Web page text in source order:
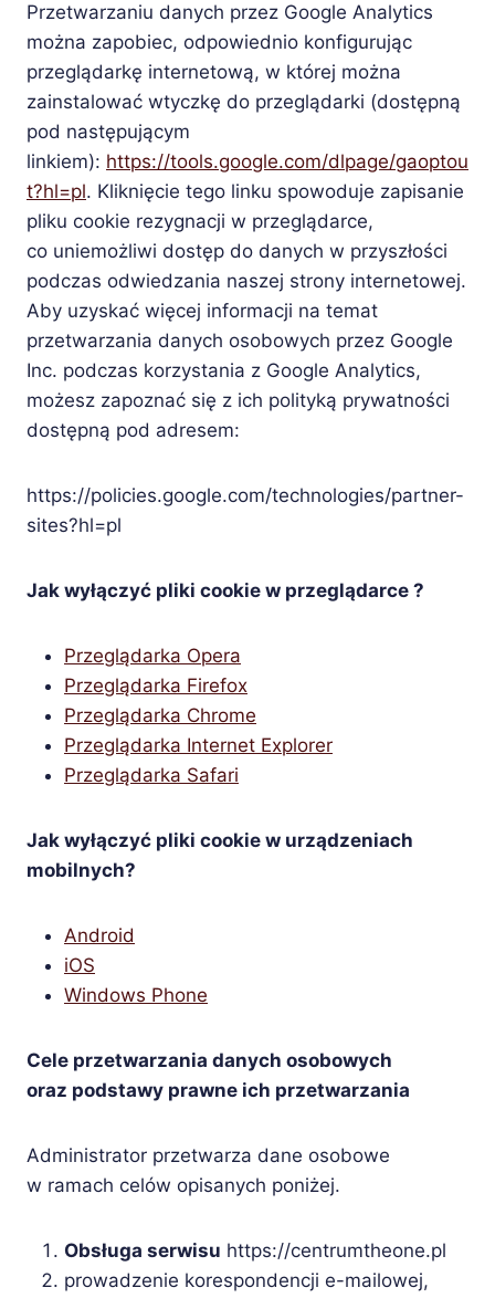
Przetwarzaniu danych przez Google Analytics
można zapobiec, odpowiednio konfigurując
przeglądarkę internetową, w której można
zainstalować wtyczkę do przeglądarki (dostępną
pod następującym
linkiem): https://tools.google.com/dlpage/gaoptou
t?hl=pl. Kliknięcie tego linku spowoduje zapisanie
pliku cookie rezygnacji w przeglądarce,
co uniemożliwi dostęp do danych w przyszłości
podczas odwiedzania naszej strony internetowej.
Aby uzyskać więcej informacji na temat
przetwarzania danych osobowych przez Google
Inc. podczas korzystania z Google Analytics,
możesz zapoznać się z ich polityką prywatności
dostępną pod adresem:
https://policies.google.com/technologies/partner-
sites?hl=pl
Jak wyłączyć pliki cookie w przeglądarce ?
Przeglądarka Opera
Przeglądarka Firefox
Przeglądarka Chrome
Przeglądarka Internet Explorer
Przeglądarka Safari
Jak wyłączyć pliki cookie w urządzeniach
mobilnych?
Android
iOS
Windows Phone
Cele przetwarzania danych osobowych
oraz podstawy prawne ich przetwarzania
Administrator przetwarza dane osobowe
w ramach celów opisanych poniżej.
Obsługa serwisu https://centrumtheone.pl
prowadzenie korespondencji e-mailowej,